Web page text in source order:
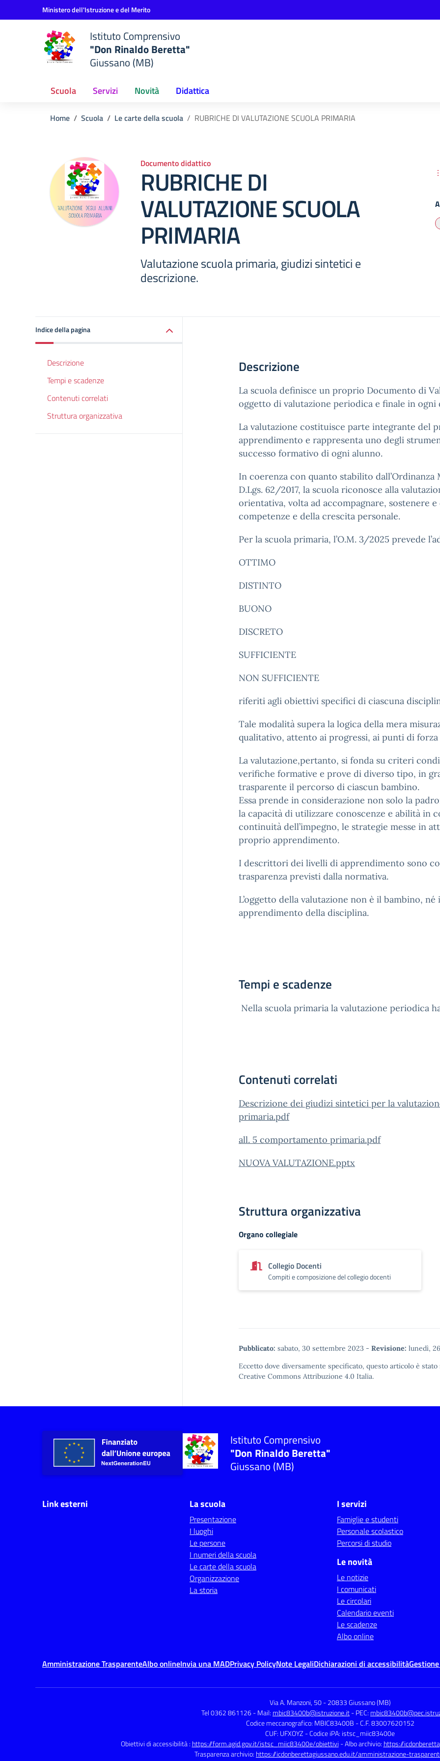
Vai ai contenuti
Vai al menu di navigazioneMinistero dell'Istruzione e del Merito
Istituto Comprensivo
"Don Rinaldo Beretta"
Giussano (MB)
Scuola Servizi Novità Didattica
Home Scuola Le carte della scuola RUBRICHE DI VALUTAZIONE SCUOLA PRIMARIA
Documento didattico
RUBRICHE DI
VALUTAZIONE SCUOLA
PRIMARIA
Valutazione scuola primaria, giudizi sintetici e
descrizione.
Indice della pagina
Descrizione
Tempi e scadenze
Contenuti correlati
Struttura organizzativa
Descrizione
La scuola definisce un proprio Documento di
oggetto di valutazione periodica e finale in ogni
La valutazione costituisce parte integrante del
apprendimento e rappresenta uno degli
successo formativo di ogni alunno.
In coerenza con quanto stabilito
D.Lgs. 62/2017, la scuola riconosce alla
orientativa, volta ad accompagnare, sostenere
competenze e della crescita personale.
Per la scuola primaria, l’O.M. 3/2025 prevede
OTTIMO
DISTINTO
BUONO
DISCRETO
SUFFICIENTE
NON SUFFICIENTE
riferiti agli obiettivi specifici di ciascuna
Tale modalità supera la logica della mera
qualitativo, attento ai progressi, ai punti di
La valutazione,pertanto, si fonda su criteri
verifiche formative e prove di diverso tipo, in
trasparente il percorso di ciascun bambino.
Essa prende in considerazione non solo la
la capacità di utilizzare conoscenze e abilità in
continuità dell’impegno, le strategie messe in
proprio apprendimento.
I descrittori dei livelli di apprendimento sono
trasparenza previsti dalla normativa.
L’oggetto della valutazione non è il bambino,
apprendimento della disciplina.
Tempi e scadenze
Nella scuola primaria la valutazione periodica
Contenuti correlati
Descrizione dei giudizi sintetici per la
primaria.pdf
all. 5 comportamento primaria.pdf
NUOVA VALUTAZIONE.pptx
Struttura organizzativa
Organo collegiale
Collegio Docenti
Compiti e composizione del collegio docenti
Pubblicato: sabato, 30 settembre 2023 - Revisione: lunedì,
Eccetto dove diversamente specificato, questo articolo è
Creative Commons Attribuzione 4.0 Italia.
Istituto Comprensivo
"Don Rinaldo Beretta"
Giussano (MB)
Link esterni La scuola
Presentazione
I luoghi
Le persone
I numeri della scuola
Le carte della scuola
Organizzazione
La storia
I servizi
Famiglie e studenti
Personale scolastico
Percorsi di studio
Le novità
Le notizie
I comunicati
Le circolari
Calendario eventi
Le scadenze
Albo online
Amministrazione TrasparenteAlbo onlineInvia una MADPrivacy PolicyNote LegaliDichiarazioni di accessibilità
Via A. Manzoni, 50 -20833 Giussano (MB)
Tel 0362 861126- Mail: mbic83400b@istruzione.it- PEC:
Codice meccanografico: MBIC83400B - C.F. 83007620152
CUF: UFXOYZ - Codice iPA: istsc_miic83400e
Obiettivi di accessibilità : https://form.agid.gov.it/istsc_miic83400e/obiettivi - Albo archivio: https://
Trasparenza archivio: https://icdonberettagiussano.edu.it/amministrazione-